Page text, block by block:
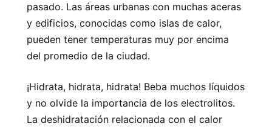
pasado. Las áreas urbanas con muchas aceras
y edificios, conocidas como islas de calor,
pueden tener temperaturas muy por encima
del promedio de la ciudad.
¡Hidrata, hidrata, hidrata! Beba muchos líquidos
y no olvide la importancia de los electrolitos.
La deshidratación relacionada con el calor